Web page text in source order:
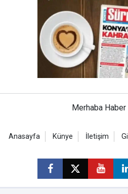
Merhaba
Anasayfa Künye İletişim